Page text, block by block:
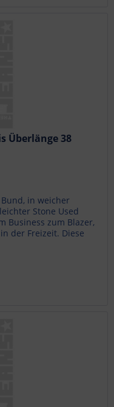
Überlänge 38
in weicher
Stone Used
Business zum Blazer,
der Freizeit. Diese